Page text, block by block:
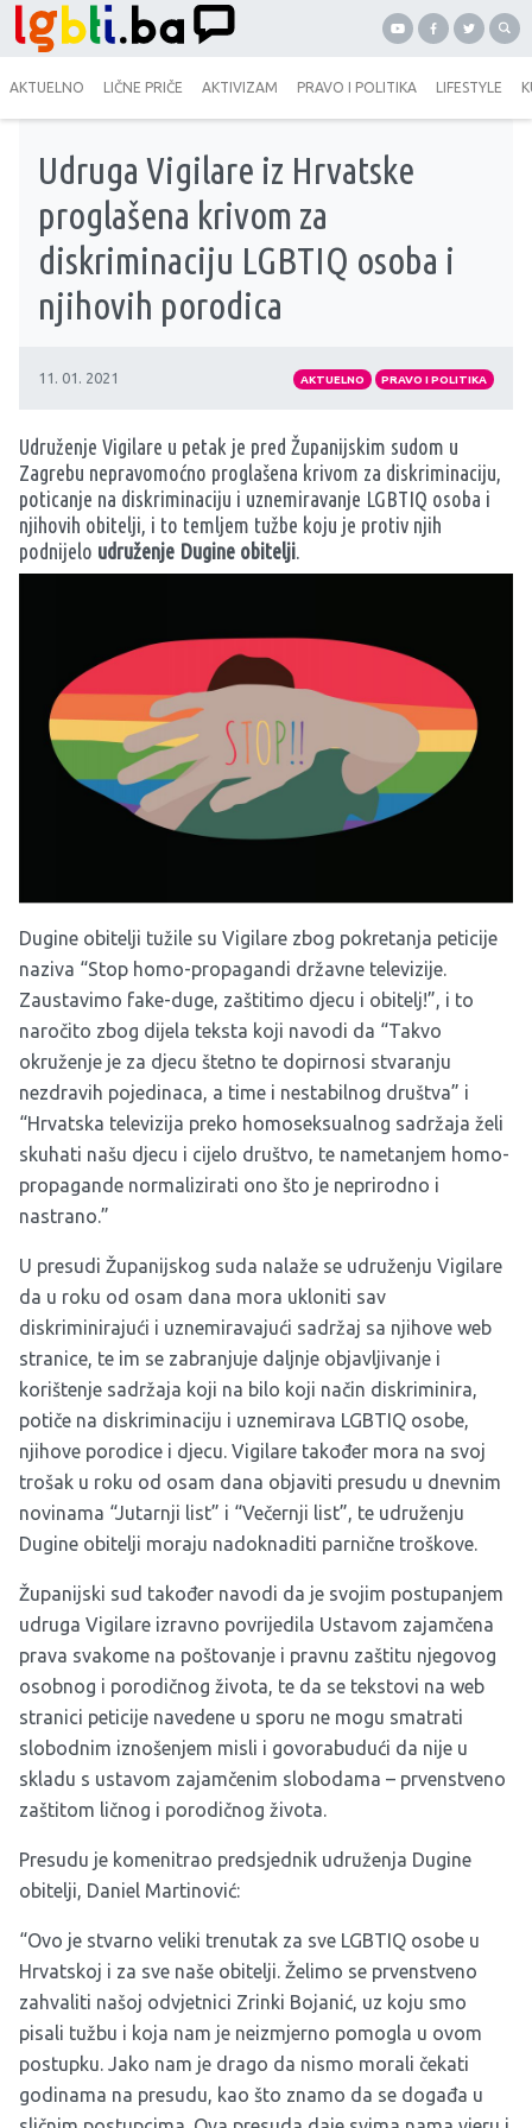
AKTUELNO LIČNE PRIČE AKTIVIZAM PRAVO I POLITIKA LIFESTYLE
Udruga Vigilare iz Hrvatske
proglašena krivom za
diskriminaciju LGBTIQ osoba i
njihovih porodica
11. 01. 2021 AKTUELNO PRAVO I POLITIKA
Udruženje Vigilare u petak je pred Županijskim sudom u
Zagrebu nepravomoćno proglašena krivom za diskriminaciju,
poticanje na diskriminaciju i uznemiravanje LGBTIQ osoba i
njihovih obitelji, i to temljem tužbe koju je protiv njih
podnijelo udruženje Dugine obitelji.
Dugine obitelji tužile su Vigilare zbog pokretanja peticije
naziva “Stop homo-propagandi državne televizije.
Zaustavimo fake-duge, zaštitimo djecu i obitelj!”, i to
naročito zbog dijela teksta koji navodi da “Takvo
okruženje je za djecu štetno te dopirnosi stvaranju
nezdravih pojedinaca, a time i nestabilnog društva” i
“Hrvatska televizija preko homoseksualnog sadržaja želi
skuhati našu djecu i cijelo društvo, te nametanjem homo-
propagande normalizirati ono što je neprirodno i
nastrano.”
U presudi Županijskog suda nalaže se udruženju Vigilare
da u roku od osam dana mora ukloniti sav
diskriminirajući i uznemiravajući sadržaj sa njihove web
stranice, te im se zabranjuje daljnje objavljivanje i
korištenje sadržaja koji na bilo koji način diskriminira,
potiče na diskriminaciju i uznemirava LGBTIQ osobe,
njihove porodice i djecu. Vigilare također mora na svoj
trošak u roku od osam dana objaviti presudu u dnevnim
novinama “Jutarnji list” i “Večernji list”, te udruženju
Dugine obitelji moraju nadoknaditi parnične troškove.
Županijski sud također navodi da je svojim postupanjem
udruga Vigilare izravno povrijedila Ustavom zajamčena
prava svakome na poštovanje i pravnu zaštitu njegovog
osobnog i porodičnog života, te da se tekstovi na web
stranici peticije navedene u sporu ne mogu smatrati
slobodnim iznošenjem misli i govorabudući da nije u
skladu s ustavom zajamčenim slobodama – prvenstveno
zaštitom ličnog i porodičnog života.
Presudu je komenitrao predsjednik udruženja Dugine
obitelji, Daniel Martinović:
“Ovo je stvarno veliki trenutak za sve LGBTIQ osobe u
Hrvatskoj i za sve naše obitelji. Želimo se prvenstveno
zahvaliti našoj odvjetnici Zrinki Bojanić, uz koju smo
pisali tužbu i koja nam je neizmjerno pomogla u ovom
postupku. Jako nam je drago da nismo morali čekati
godinama na presudu, kao što znamo da se događa u